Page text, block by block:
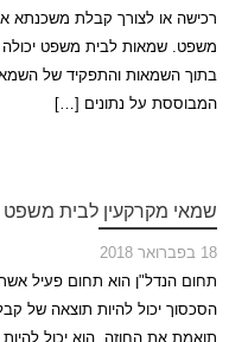
רכישה או לצורך קבלת משכנתא
משפט. שמאות לבית משפט יכולה
בתוך השמאות והתפקיד של
המבוססת על נתונים […]
שמאי מקרקעין לבית משפט
18 בפברואר 2018
תחום הנדל"ן הוא תחום פעיל
הסכסוך יכול להיות תוצאה של
תואמת את החוזה, הוא יכול